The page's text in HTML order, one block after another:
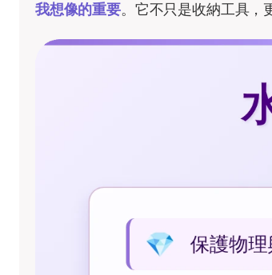
我想像的重要。它不只是收納工具，